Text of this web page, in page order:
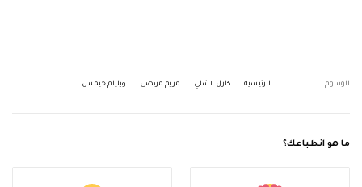
الوسوم الرئيسية كارل لاشلي مريم مرتضى ويليام جيمس
ما هو انطباعك؟